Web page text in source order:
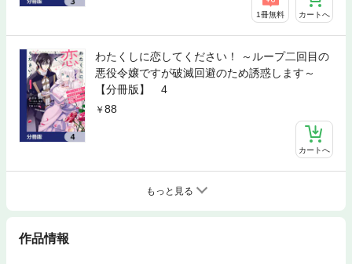
1冊無料 カートへ
わたくしに恋してください！ ～ループ二回目の
悪役令嬢ですが破滅回避のため誘惑します～
【分冊版】 4
88
カートへ
もっと見る
作品情報